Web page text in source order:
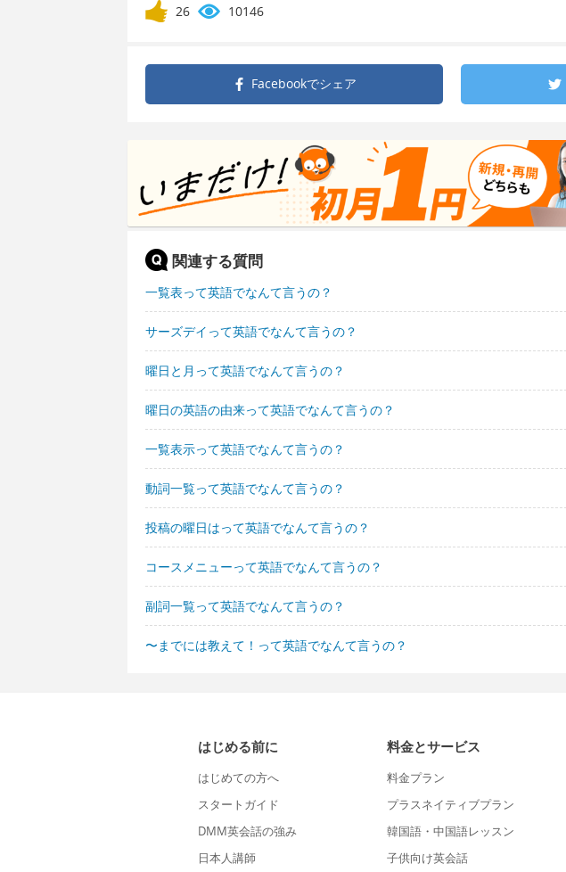
26 10146
Facebookでシェア
関連する質問
一覧表って英語でなんて言うの？
サーズデイって英語でなんて言うの？
曜日と月って英語でなんて言うの？
曜日の英語の由来って英語でなんて言うの？
一覧表示って英語でなんて言うの？
動詞一覧って英語でなんて言うの？
投稿の曜日はって英語でなんて言うの？
コースメニューって英語でなんて言うの？
副詞一覧って英語でなんて言うの？
〜までには教えて！って英語でなんて言うの？
はじめる前に
はじめての方へ
スタートガイド
DMM英会話の強み
日本人講師
料金とサービス
料金プラン
プラスネイティブプラン
韓国語・中国語レッスン
子供向け英会話